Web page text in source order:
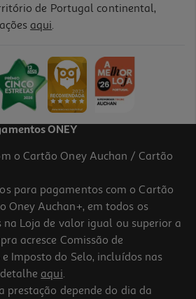
Kmix Kmx750rd 1000 W 5 L
4.0
Khc30.000wh Branco 1000w 4.3l
de Portugal continental,
aqui.
ONEY
o Cartão Oney Auchan / Cartão
para pagamentos com o Cartão
Oney Auchan+, em todos os
Loja de valor igual ou superior a
acresce Comissão de
Imposto do Selo, incluídos nas
aqui.
prestação depende do dia da